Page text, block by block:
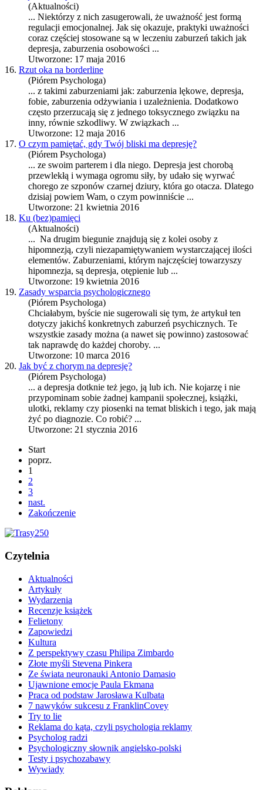
(Aktualności)
... Niektórzy z nich zasugerowali, że uważność jest formą
regulacji emocjonalnej. Jak się okazuje, praktyki uważności
coraz częściej stosowane są w leczeniu zaburzeń takich jak
depresja, zaburzenia osobowości ...
Utworzone: 17 maja 2016
16. Rzut oka na borderline
(Piórem Psychologa)
... z takimi zaburzeniami jak: zaburzenia lękowe, depresja,
fobie, zaburzenia odżywiania i uzależnienia. Dodatkowo
często przerzucają się z jednego toksycznego związku na
inny, równie szkodliwy. W związkach ...
Utworzone: 12 maja 2016
17. O czym pamiętać, gdy Twój bliski ma depresję?
(Piórem Psychologa)
... ze swoim parterem i dla niego. Depresja jest chorobą
przewlekłą i wymaga ogromu siły, by udało się wyrwać
chorego ze szponów czarnej dziury, która go otacza. Dlatego
dzisiaj powiem Wam, o czym powinniście ...
Utworzone: 21 kwietnia 2016
18. Ku (bez)pamięci
(Aktualności)
... Na drugim biegunie znajdują się z kolei osoby z
hipomnezją, czyli niezapamiętywaniem wystarczającej ilości
elementów. Zaburzeniami, którym najczęściej towarzyszy
hipomnezja, są depresja, otępienie lub ...
Utworzone: 19 kwietnia 2016
19. Zasady wsparcia psychologicznego
(Piórem Psychologa)
Chciałabym, byście nie sugerowali się tym, że artykuł ten
dotyczy jakichś konkretnych zaburzeń psychicznych. Te
wszystkie zasady można (a nawet się powinno) zastosować
tak naprawdę do każdej choroby. ...
Utworzone: 10 marca 2016
20. Jak być z chorym na depresję?
(Piórem Psychologa)
... a depresja dotknie też jego, ją lub ich. Nie kojarzę i nie
przypominam sobie żadnej kampanii społecznej, książki,
ulotki, reklamy czy piosenki na temat bliskich i tego, jak mają
żyć po diagnozie. Co robić? ...
Utworzone: 21 stycznia 2016
Start
poprz.
1
2
3
nast.
Zakończenie
Czytelnia
Aktualności
Artykuły
Wydarzenia
Recenzje książek
Felietony
Zapowiedzi
Kultura
Z perspektywy czasu Philipa Zimbardo
Złote myśli Stevena Pinkera
Ze świata neuronauki Antonio Damasio
Ujawnione emocje Paula Ekmana
Praca od podstaw Jarosława Kulbata
7 nawyków sukcesu z FranklinCovey
Try to lie
Reklama do kąta, czyli psychologia reklamy
Psycholog radzi
Psychologiczny słownik angielsko-polski
Testy i psychozabawy
Wywiady